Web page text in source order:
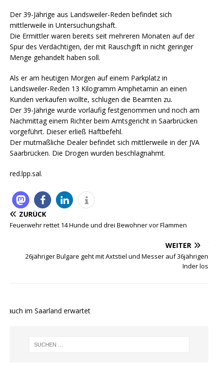
Der 39-Jährige aus Landsweiler-Reden befindet sich
mittlerweile in Untersuchungshaft.
Die Ermittler waren bereits seit mehreren Monaten auf der
Spur des Verdächtigen, der mit Rauschgift in nicht geringer
Menge gehandelt haben soll.
Als er am heutigen Morgen auf einem Parkplatz in
Landsweiler-Reden 13 Kilogramm Amphetamin an einen
Kunden verkaufen wollte, schlugen die Beamten zu.
Der 39-Jährige wurde vorläufig festgenommen und noch am
Nachmittag einem Richter beim Amtsgericht in Saarbrücken
vorgeführt. Dieser erließ Haftbefehl.
Der mutmaßliche Dealer befindet sich mittlerweile in der JVA
Saarbrücken. Die Drogen wurden beschlagnahmt.
red.lpp.sal.
ZURÜCK
Feuerwehr rettet 14 Hunde und drei Bewohner vor Flammen
WEITER
26jähriger Bulgare geht mit Axtstiel und Messer auf 36jährigen
Inder los
im Saarland erwartet